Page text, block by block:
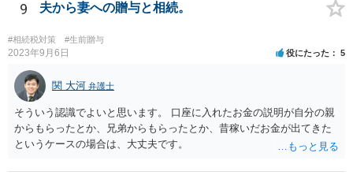
れた方がよいと思います。 倒れた弁護士は脳梗塞で倒れたようで
すが、 判断能力があり、復代理を倒れた弁護士の判断で復代理を
選任したのか 即ち、復代理人の選任は有効なのかという問題もあ
ると思います。
9 夫から妻への贈与と相続。
#相続税対策 #生前贈与
2023年9月6日 役にたった 5
関 大河 弁護士
そういう認識でよいと思います。 口座に入れたお金の説明が自分の親
からもらったとか、兄弟からもらったとか、昔稼いだお金が出てきた
というケースの場合は、大丈夫です。